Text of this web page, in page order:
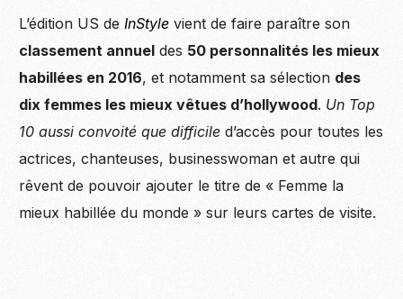
L’édi­tion US deInStyle vient de faire paraître son
clas­se­ment annuel des 50 personnalités les mieux
habillées en 2016, et notamment sa sélec­tion des
dix femmes les mieux vêtues d’hollywood. Un Top
10 aussi convoité que diffi­cile d’ac­cès pour toutes les
actrices, chan­teuses, busi­ness­wo­man et autre qui
rêvent de pouvoir ajou­ter le titre de « Femme la
mieux habillée du monde » sur leurs cartes de visite.